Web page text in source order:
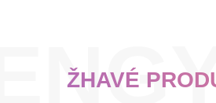
ŽHAVÉ